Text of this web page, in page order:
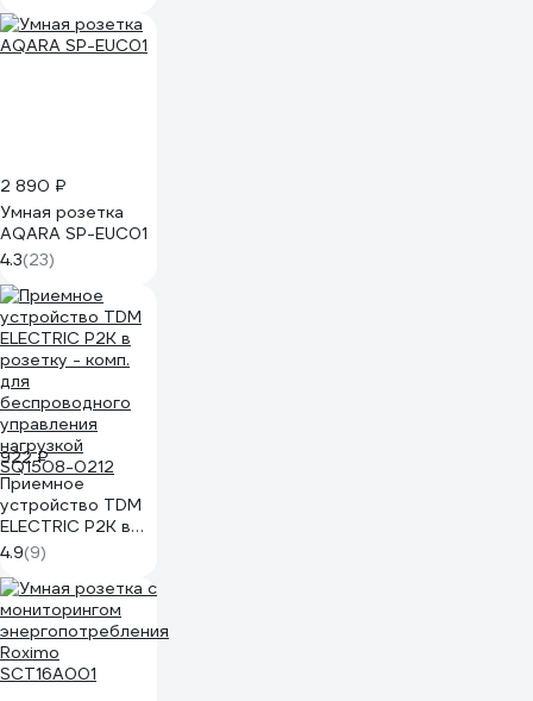
2 890 ₽
Умная розетка
AQARA SP-EUC01
4.3(23)
922 ₽
Приемное
устройство TDM
ELECTRIC Р2К в
розетку - комп.
для
беспроводного
управления
нагрузкой
SQ1508-0212
4.9(9)